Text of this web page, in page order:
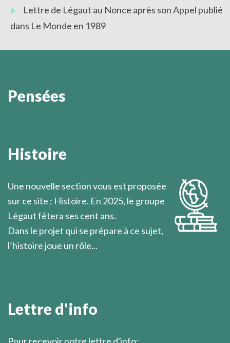
Lettre de Légaut au Nonce après son Appel publié
dans Le Monde en 1989
Pensées
solidarité humaine devant la mort, quand celle-ci
Marcel Légaut
Histoire
Une nouvelle section vous est proposée
sur ce site : Histoire. En 2025, le groupe
Légaut fêtera ses cent ans.
Dans le projet qui se prépare à ce sujet,
l’histoire joue un rôle...
Lettre d'info